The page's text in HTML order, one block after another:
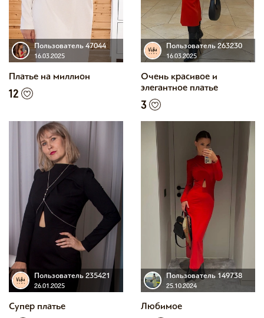
Пользователь 47044
16.03.2025
Платье на миллион
12
Пользователь 263230
16.03.2025
Очень красивое и
элегантное платье
3
Пользователь 235421
26.01.2025
Супер платье
Пользователь 149738
25.10.2024
Любимое